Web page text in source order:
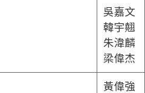
吳嘉文
韓宇翹
朱湋麟
梁偉杰
黃偉強